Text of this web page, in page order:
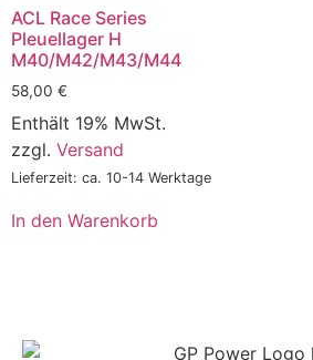
ACL Race Series
Pleuellager H
M40/M42/M43/M44
58,00 €
Enthält 19% MwSt.
zzgl. Versand
Lieferzeit: ca. 10-14 Werktage
In den Warenkorb